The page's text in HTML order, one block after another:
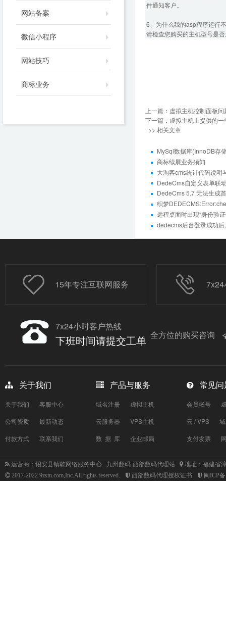
网站备案
微信小程序
网站技巧
商标业务
件通知客户。
6、为什么我的asp程序运行
请检查您购买的主机型号是
上一篇： 虚拟主机控制面板问
下一篇： 虚拟主机上提供的
>> 相关文章
MySql数据库(InnoDB存
商标续展业务须知
大淘客cms统计代码说明
DedeCms自定义表单联
DedeCms 5.7 无法生成
织梦
远程桌面时出现“身份验
dedecms后台登录成功
15年专注互联网服务
7x24小时客户热线
下班时间请提交工单 全方位的购买咨询
关于我们
关于我们
客服中心
公司资质
最新动态
付款方式
联系我们
产品与服务
域名注册
虚拟主机
云服务器
VPS主机
数 据 库
企业邮局
常见问
会员帐号
云 / VPS
支付发票
运营商：诏安县镇乾网络服务中心 九州数码-西部数码代理站
地址：福建省
2017-2022 9zsm.com,Inc.All rights reserved.
西部数码代理授权证书 闽ICP